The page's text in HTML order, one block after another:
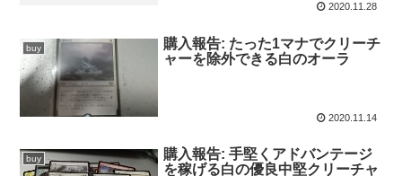
2020.11.28
buy
購入報告: たった1マナでクリーチ
ャーを除外できる白のオーラ
2020.11.14
buy
購入報告: 手堅くアドバンテージ
を稼げる白の優良中堅クリーチャ